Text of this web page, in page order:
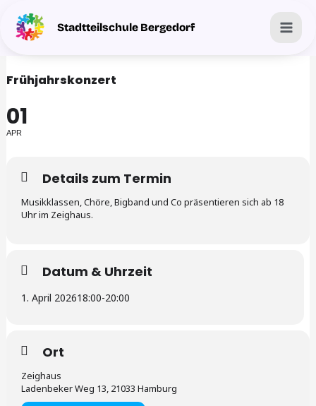
Inhalt
Stadtteilschule Bergedorf
Frühjahrskonzert
01
APR
Details zum Termin
Musikklassen, Chöre, Bigband und Co präsentieren sich ab 18
Uhr im Zeighaus.
Datum & Uhrzeit
1. April 202618:00-20:00
Ort
Zeighaus
Ladenbeker Weg 13, 21033 Hamburg